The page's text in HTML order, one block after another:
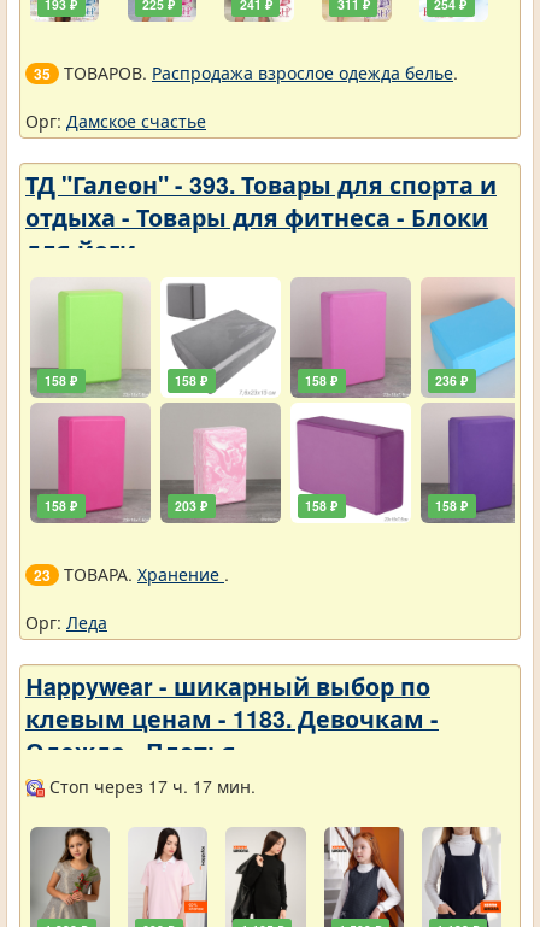
193 ₽ 225 ₽ 241 ₽ 311 ₽ 254 ₽
35 ТОВАРОВ. Распродажа взрослое одежда белье.
Орг: Дамское счастье
ТД "Галеон" - 393. Товары для спорта и
отдыха - Товары для фитнеса - Блоки
для йоги
158 ₽
158 ₽
158 ₽
203 ₽
158 ₽
158 ₽
236 ₽
158 ₽
23 ТОВАРА. Хранение .
Орг: Леда
Нappywear - шикарный выбор по
клевым ценам - 1183. Девочкам -
Одежда - Платья
Стоп через 17 ч. 17 мин.